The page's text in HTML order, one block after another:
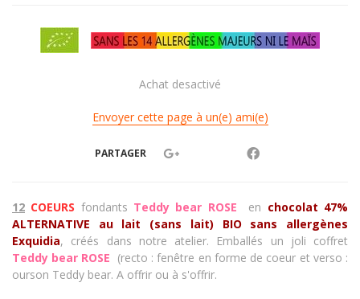
Achat desactivé
Envoyer cette page à un(e) ami(e)
PARTAGER
12 COEURS fondants Teddy bear ROSE en chocolat 47%
ALTERNATIVE au lait (sans lait) BIO sans allergènes
Exquidia, créés dans notre atelier. Emballés un joli coffret
Teddy bear ROSE (recto : fenêtre en forme de coeur et verso :
ourson Teddy bear. A offrir ou à s'offrir.